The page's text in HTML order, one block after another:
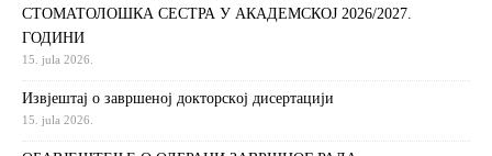
СТОМАТОЛОШКА СЕСТРА У АКАДЕМСКОЈ 2026/2027.
ГОДИНИ
15. jula 2026.
Извjeштaj o зaвршeнoj дoктoрскoj дисeртaциjи
15. jula 2026.